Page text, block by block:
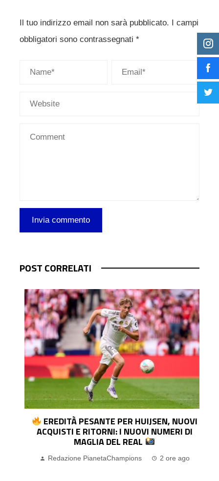
Il tuo indirizzo email non sarà pubblicato. I campi
obbligatori sono contrassegnati *
POST CORRELATI
EREDITÀ PESANTE PER HUIJSEN, NUOVI
ACQUISTI E RITORNI: I NUOVI NUMERI DI
MAGLIA DEL REAL
Redazione PianetaChampions 2 ore ago